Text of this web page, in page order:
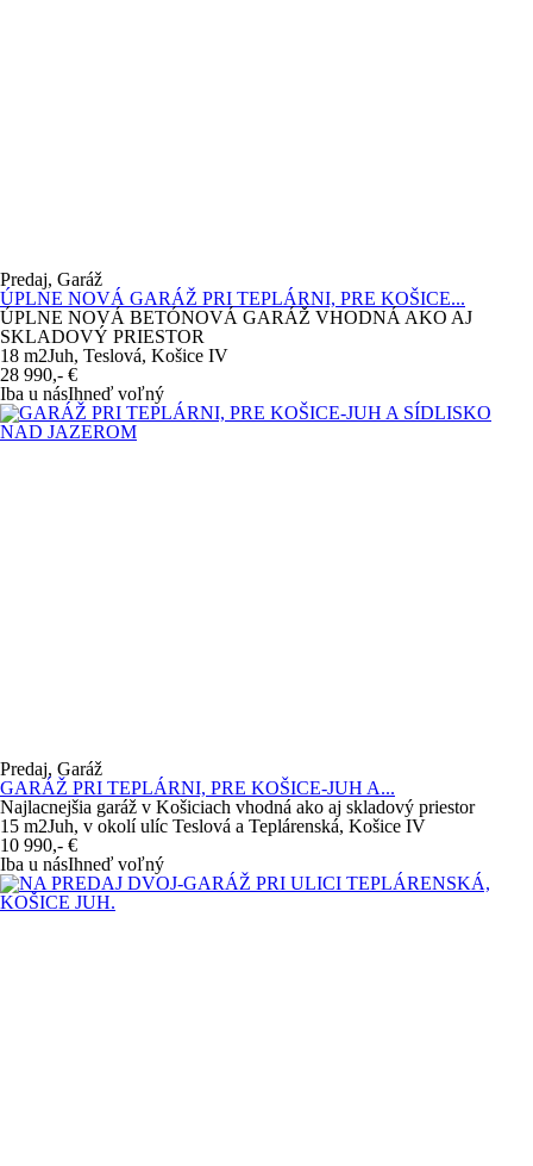
Predaj, Garáž
ÚPLNE NOVÁ GARÁŽ PRI TEPLÁRNI, PRE KOŠICE...
ÚPLNE NOVÁ BETÓNOVÁ GARÁŽ VHODNÁ AKO AJ
SKLADOVÝ PRIESTOR
18 m2Juh, Teslová, Košice IV
28 990,- €
Iba u násIhneď voľný
Predaj, Garáž
GARÁŽ PRI TEPLÁRNI, PRE KOŠICE-JUH A...
Najlacnejšia garáž v Košiciach vhodná ako aj skladový priestor
15 m2Juh, v okolí ulíc Teslová a Teplárenská, Košice IV
10 990,- €
Iba u násIhneď voľný